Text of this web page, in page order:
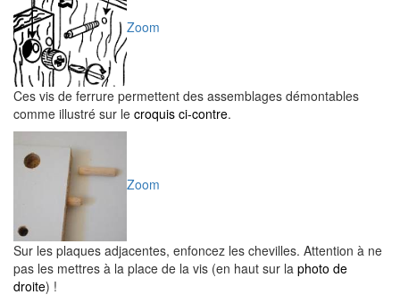
Zoom
Ces vis de ferrure permettent des assemblages démontables
comme illustré sur le croquis ci-contre.
Zoom
Sur les plaques adjacentes, enfoncez les chevilles. Attention à ne
pas les mettres à la place de la vis (en haut sur la photo de
droite) !